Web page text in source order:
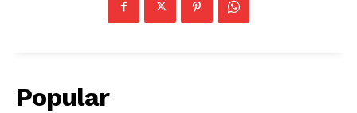
Popular